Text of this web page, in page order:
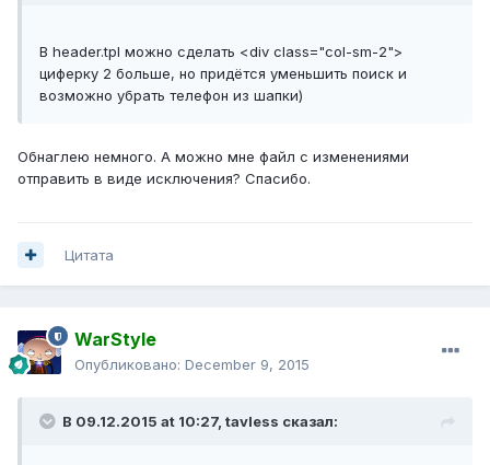
В header.tpl можно сделать <div class="col-sm-2">
циферку 2 больше, но придётся уменьшить поиск и
возможно убрать телефон из шапки)
Обнаглею немного. А можно мне файл с изменениями
отправить в виде исключения? Спасибо.
Цитата
WarStyle
Опубликовано: December 9, 2015
В 09.12.2015 at 10:27, tavless сказал: